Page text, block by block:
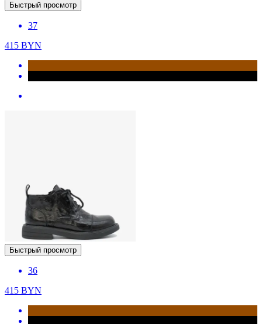
Быстрый просмотр
37
415 BYN
Быстрый просмотр
36
415 BYN